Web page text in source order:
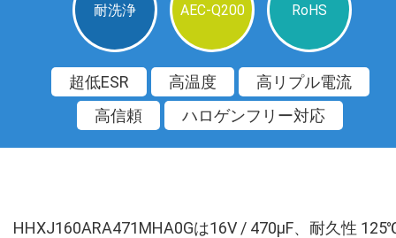
耐洗浄 AEC-Q200 RoHS
超低ESR 高温度
高リプル電流
高信頼
ハロゲンフリー対応
HHXJ160ARA471MHA0Gは16V / 470µF、耐久性